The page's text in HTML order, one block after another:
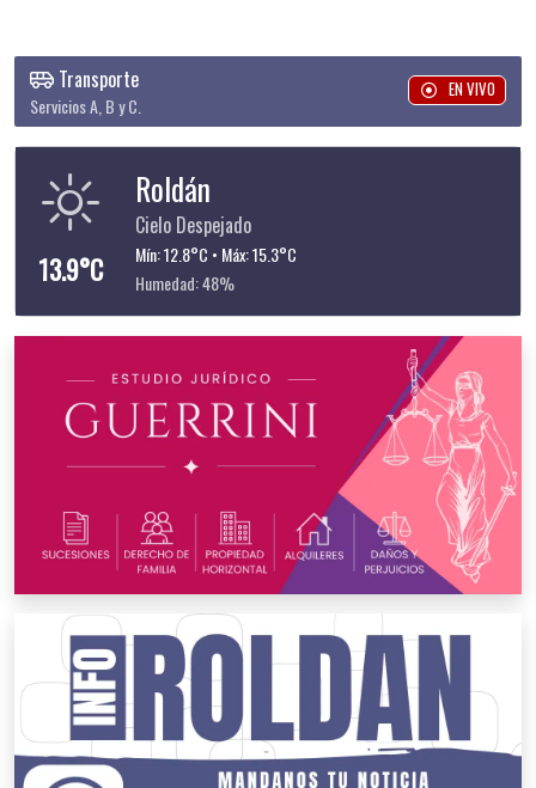
Transporte
Servicios A, B y C.
EN VIVO
13.9°C
Roldán
Cielo Despejado
Mín: 12.8°C • Máx: 15.3°C
Humedad: 48%